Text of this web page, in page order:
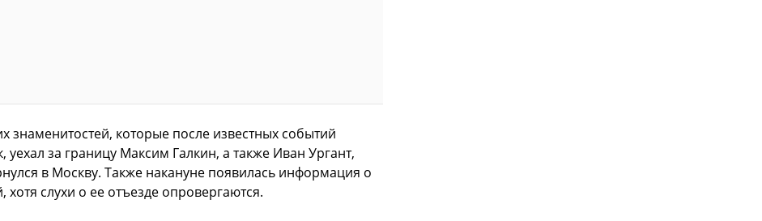
знаменитостей, которые после известных событий
за границу Максим Галкин, а также Иван Ургант,
в Москву. Также накануне появилась информация о
слухи о ее отъезде опровергаются.